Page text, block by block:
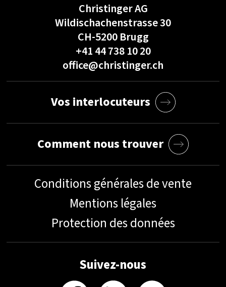
Christinger AG
Wildischachenstrasse 30
CH-5200 Brugg
+41 44 738 10 20
office@christinger.ch
Conditions générales de vente
Mentions légales
Protection des données
Suivez-nous
Vos interlocuteurs
Comment nous trouver